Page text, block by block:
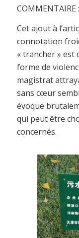
COMMENTAIRE :
Cet ajout à
connotation
« trancher » est
forme de
magistrat
sans cœur
évoque
qui peut être
concernés.